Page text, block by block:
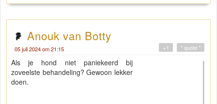
Anouk van Botty
05 juli 2024 om 21:15 " quote "
+1
Als je hond niet paniekeerd bij
zoveelste behandeling? Gewoon lekker
doen.